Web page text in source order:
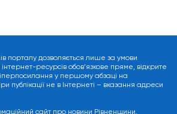
порталу дозволяється лише за умови
ресурсів обов’язкове пряме, відкрите
у першому абзаці на
публікації не в Інтернеті – вказання адреси
сайт про новини Рівненщини.